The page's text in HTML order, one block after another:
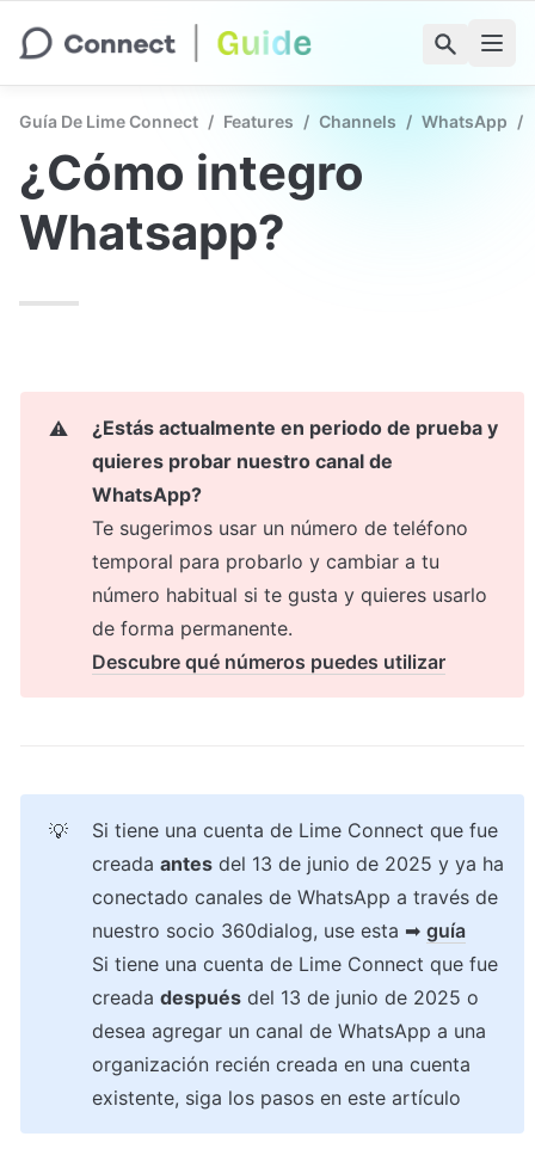
Guía De Lime Connect / Features / Channels / WhatsApp /
¿Cómo integro
Whatsapp?
⚠️
¿Estás actualmente en periodo de prueba y
quieres probar nuestro canal de
WhatsApp?
Te sugerimos usar un número de teléfono
temporal para probarlo y cambiar a tu
número habitual si te gusta y quieres usarlo
de forma permanente.
Descubre qué números puedes utilizar
💡
Si tiene una cuenta de Lime Connect que fue
creada antes del 13 de junio de 2025 y ya ha
conectado canales de WhatsApp a través de
nuestro socio 360dialog, use esta ➡ guía
Si tiene una cuenta de Lime Connect que fue
creada después del 13 de junio de 2025 o
desea agregar un canal de WhatsApp a una
organización recién creada en una cuenta
existente, siga los pasos en este artículo